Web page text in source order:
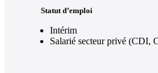
Statut d’emploi
Intérim
Salarié secteur privé (CDI,